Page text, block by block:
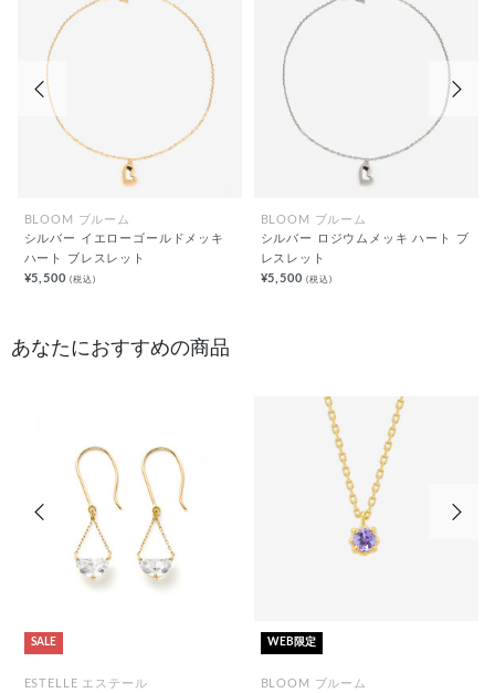
BLOOM ブルーム
シルバー イエローゴールドメッキ
ハート ブレスレット
¥5,500(税込)
BLOOM ブルーム
シルバー ロジウムメッキ ハート ブ
レスレット
¥5,500(税込)
あなたにおすすめの商品
SALE
ESTELLE エステール
WEB限定
BLOOM ブルーム
前の画像